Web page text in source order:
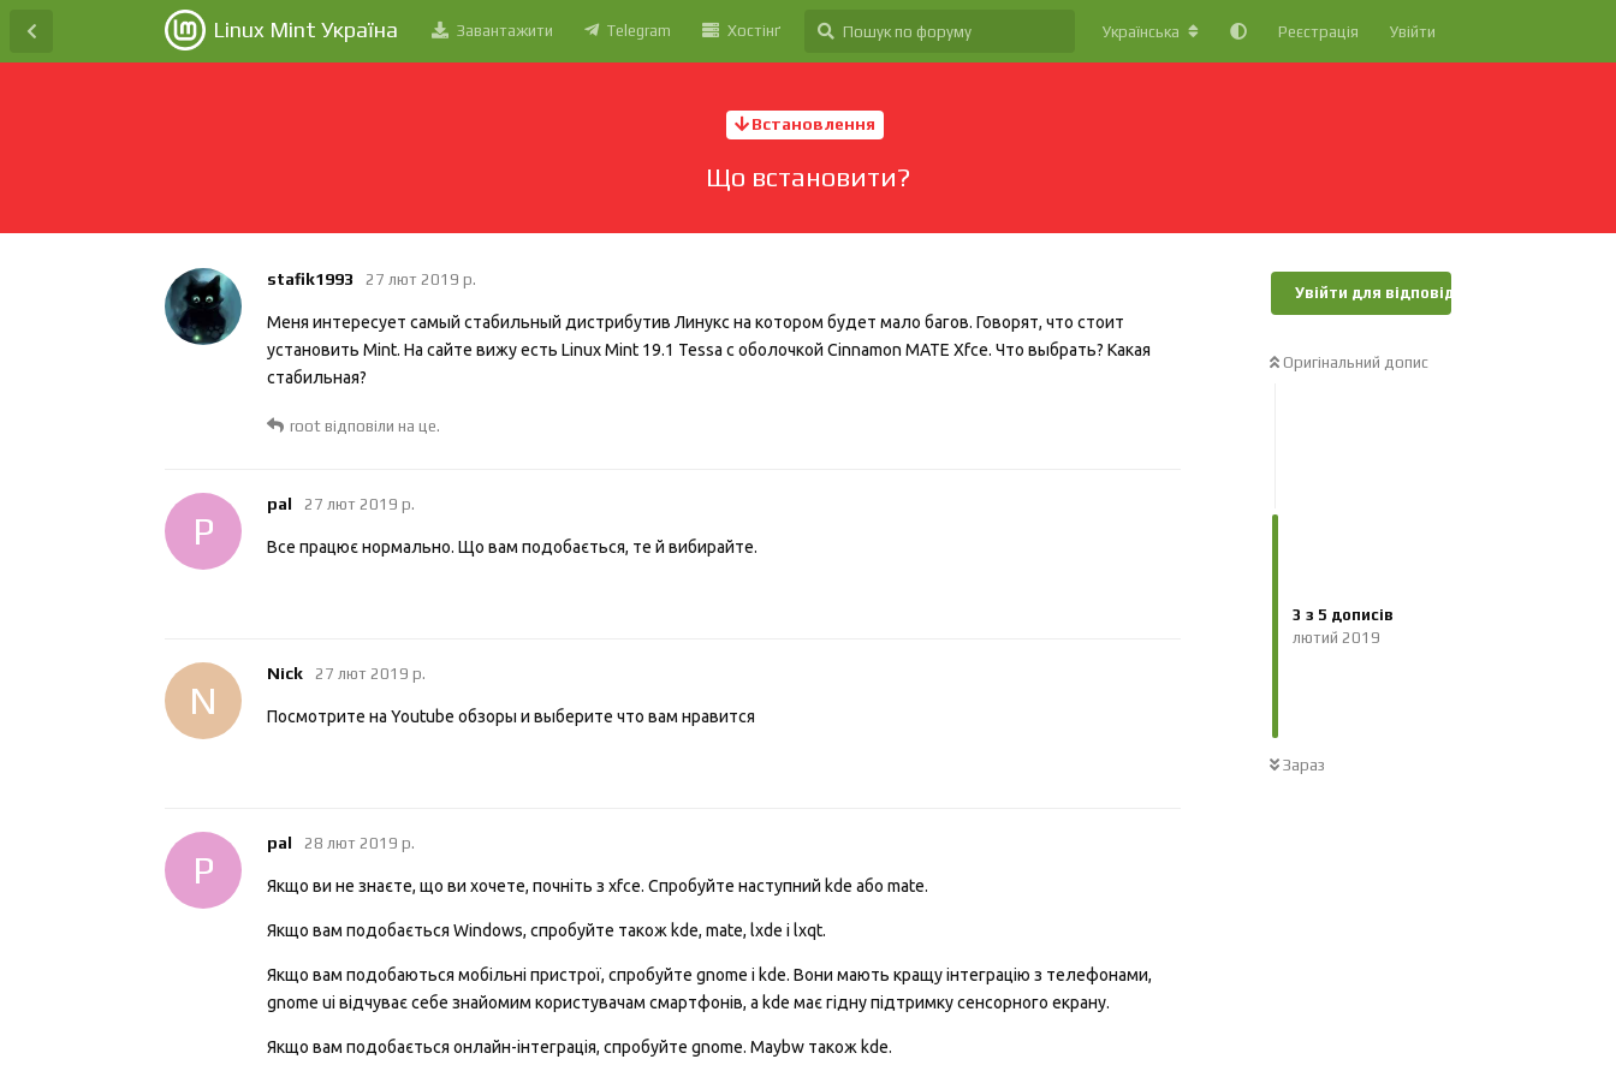
Linux Mint Україна Завантажити Telegram Хостінґ Українська Реєстрація Увійти
Встановлення
Що встановити?
Увійти для відповіді
Оригінальний допис
3 з 5 дописів
лютий 2019
Зараз
stafik1993 27 лют 2019 р.
Меня интересует самый стабильный дистрибутив Линукс на котором будет мало багов. Говорят, что стоит
установить Mint. На сайте вижу есть Linux Mint 19.1 Tessa с оболочкой Cinnamon MATE Xfce. Что выбрать? Какая
стабильная?
root відповіли на це.
P
pal 27 лют 2019 р.
Все працює нормально. Що вам подобається, те й вибирайте.
N
Nick 27 лют 2019 р.
Посмотрите на Youtube обзоры и выберите что вам нравится
P
pal 28 лют 2019 р.
Якщо ви не знаєте, що ви хочете, почніть з xfce. Спробуйте наступний kde або mate.
Якщо вам подобається Windows, спробуйте також kde, mate, lxde і lxqt.
Якщо вам подобаються мобільні пристрої, спробуйте gnome і kde. Вони мають кращу інтеграцію з телефонами,
gnome ui відчуває себе знайомим користувачам смартфонів, а kde має гідну підтримку сенсорного екрану.
Якщо вам подобається онлайн-інтеграція, спробуйте gnome. Maybw також kde.